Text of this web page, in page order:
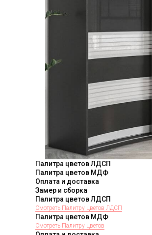
Палитра цветов ЛДСП
Палитра цветов МДФ
Оплата и доставка
Замер и сборка
Палитра цветов ЛДСП
Смотреть Палитру цветов ЛДСП
Палитра цветов МДФ
Смотреть Палитру цветов